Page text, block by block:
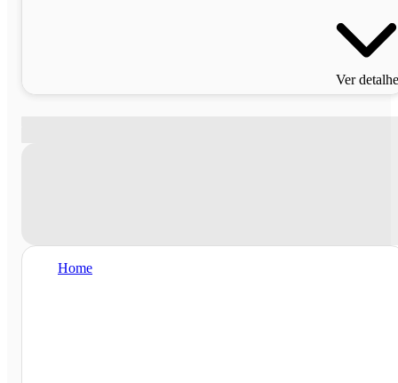
Ver
Home